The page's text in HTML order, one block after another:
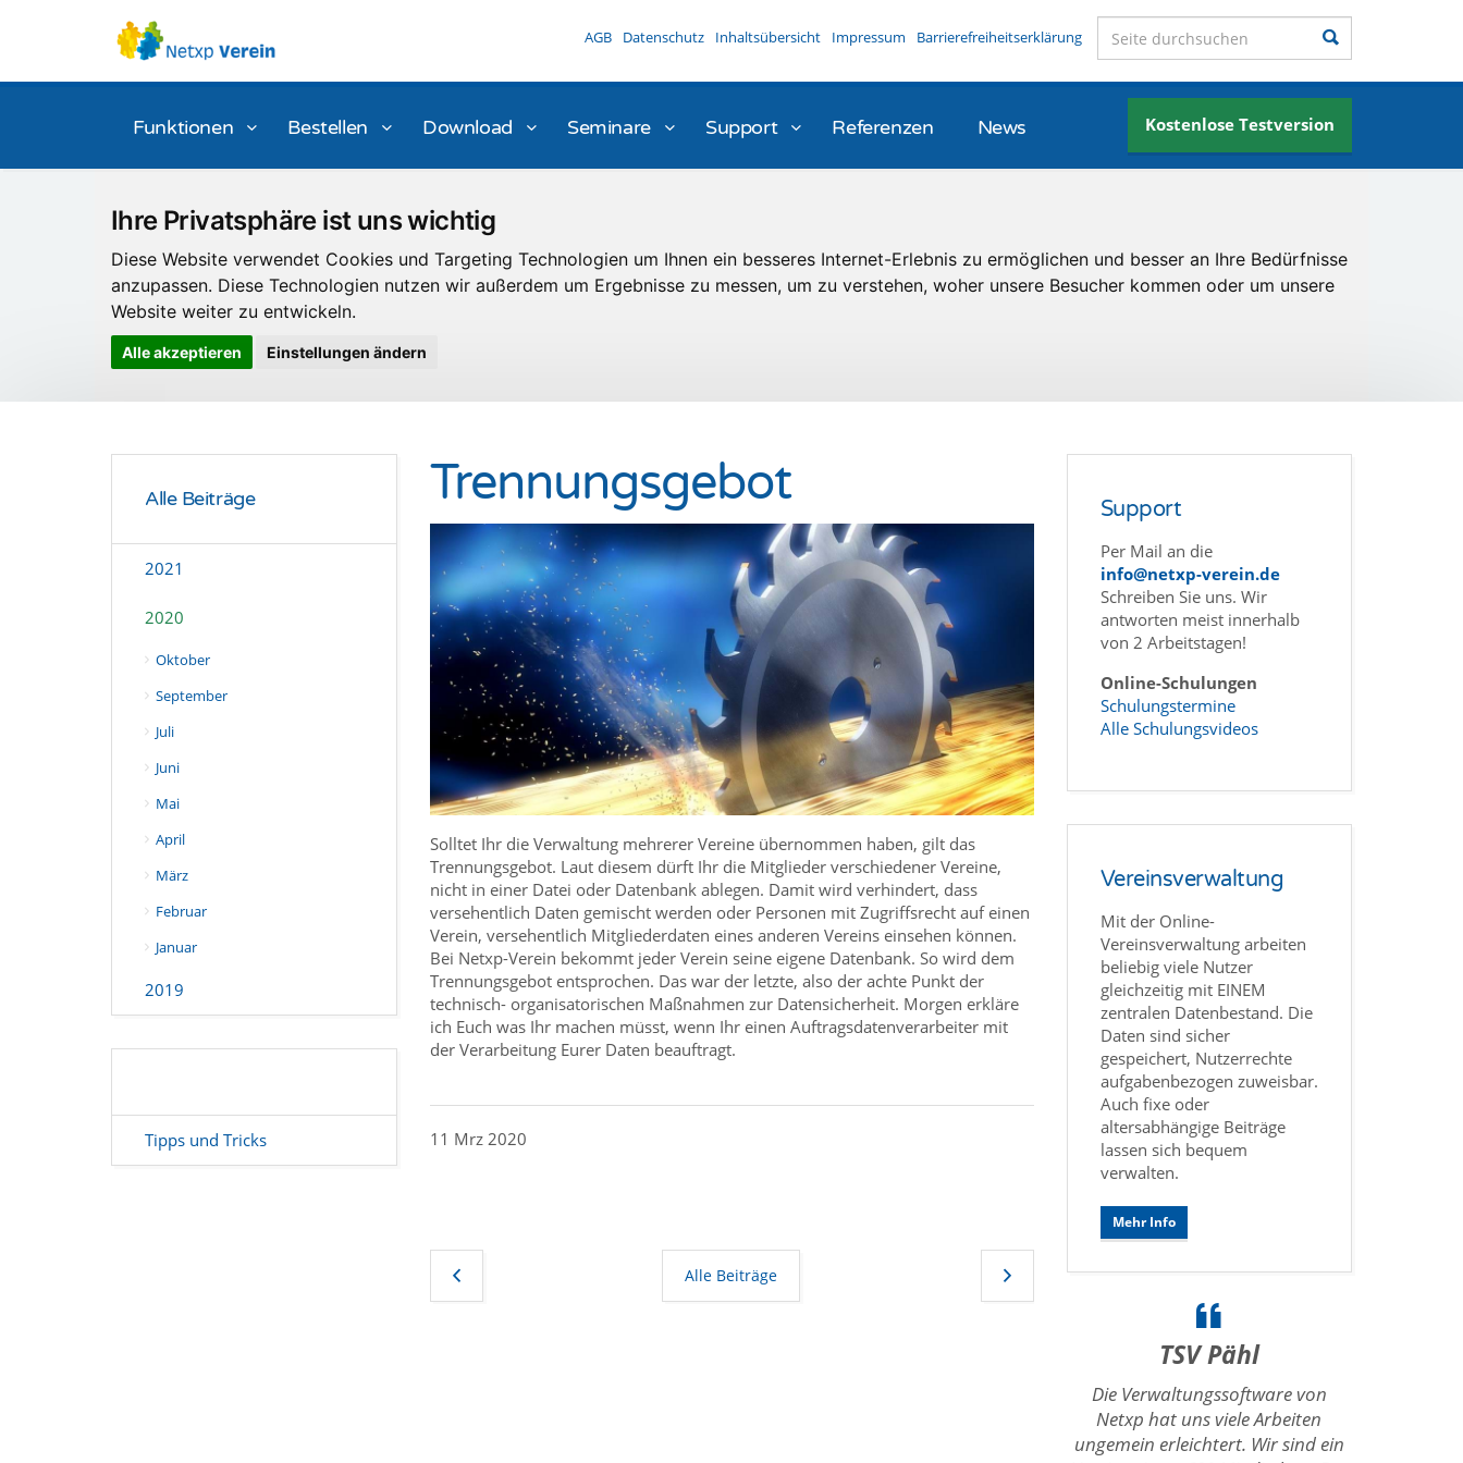
Ihre Privatsphäre ist uns wichtig
Diese Website verwendet Cookies und Targeting Technologien um Ihnen ein besseres Internet-Erlebnis zu ermöglichen und besser an Ihre Bedürfnisse
anzupassen. Diese Technologien nutzen wir außerdem um Ergebnisse zu messen, um zu verstehen, woher unsere Besucher kommen oder um unsere
Website weiter zu entwickeln.
Alle akzeptieren Einstellungen ändern
Kostenlose Testversion
Funktionen Bestellen Download Seminare Support Referenzen News
Suchen
AGB Datenschutz Inhaltsübersicht Impressum Barrierefreiheitserklärung
Trennungsgebot
Solltet Ihr die Verwaltung mehrerer Vereine übernommen haben, gilt das
Trennungsgebot. Laut diesem dürft Ihr die Mitglieder verschiedener Vereine,
nicht in einer Datei oder Datenbank ablegen. Damit wird verhindert, dass
versehentlich Daten gemischt werden oder Personen mit Zugriffsrecht auf einen
Verein, versehentlich Mitgliederdaten eines anderen Vereins einsehen können.
Bei Netxp-Verein bekommt jeder Verein seine eigene Datenbank. So wird dem
Trennungsgebot entsprochen. Das war der letzte, also der achte Punkt der
technisch- organisatorischen Maßnahmen zur Datensicherheit. Morgen erkläre
ich Euch was Ihr machen müsst, wenn Ihr einen Auftragsdatenverarbeiter mit
der Verarbeitung Eurer Daten beauftragt.
11 Mrz 2020
Alle Beiträge
Alle Beiträge
2021
2020
Oktober
September
Juli
Juni
Mai
April
März
Februar
Januar
2019
Tipps und Tricks
Support
Per Mail an die
info@netxp-verein.de
Schreiben Sie uns. Wir
antworten meist innerhalb
von 2 Arbeitstagen!
Online-Schulungen
Schulungstermine
Alle Schulungsvideos
Vereinsverwaltung
Mit der Online-
Vereinsverwaltung arbeiten
beliebig viele Nutzer
gleichzeitig mit EINEM
zentralen Datenbestand. Die
Daten sind sicher
gespeichert, Nutzerrechte
aufgabenbezogen zuweisbar.
Auch fixe oder
altersabhängige Beiträge
lassen sich bequem
verwalten.
Mehr Info
TSV Pähl
Die Verwaltungssoftware von
Netxp hat uns viele Arbeiten
ungemein erleichtert. Wir sind ein